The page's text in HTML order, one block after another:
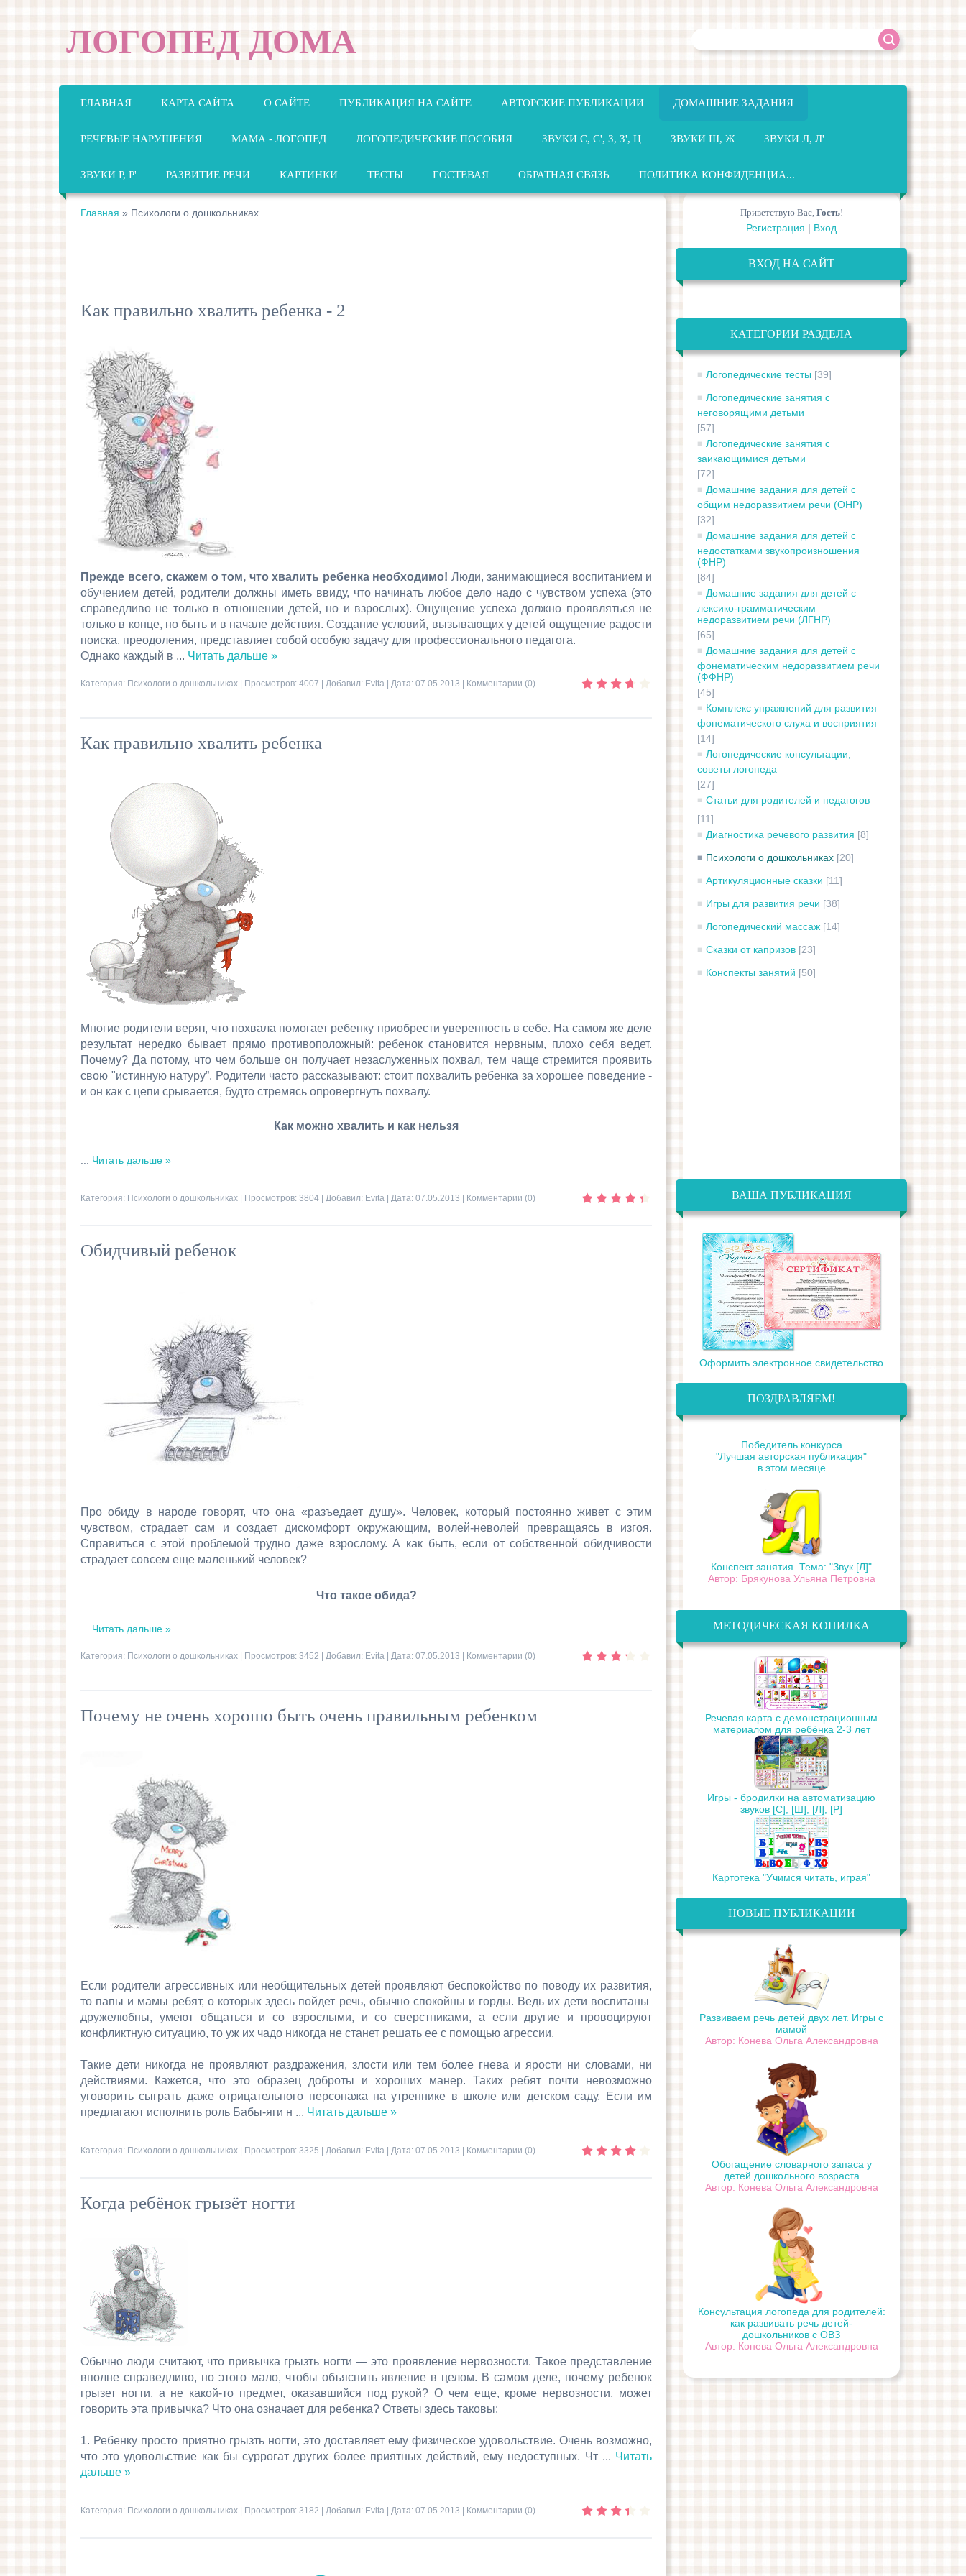
ЛОГОПЕД ДОМА
ГЛАВНАЯ КАРТА САЙТА О САЙТЕ ПУБЛИКАЦИЯ НА САЙТЕ АВТОРСКИЕ ПУБЛИКАЦИИ ДОМАШНИЕ ЗАДАНИЯ
РЕЧЕВЫЕ НАРУШЕНИЯ МАМА - ЛОГОПЕД ЛОГОПЕДИЧЕСКИЕ ПОСОБИЯ ЗВУКИ С, С', З, З', Ц ЗВУКИ Ш, Ж ЗВУКИ Л, Л'
ЗВУКИ Р, Р' РАЗВИТИЕ РЕЧИ КАРТИНКИ ТЕСТЫ ГОСТЕВАЯ ОБРАТНАЯ СВЯЗЬ ПОЛИТИКА КОНФИДЕНЦИА...
Главная » Психологи о дошкольниках
Как правильно хвалить ребенка - 2
Прежде всего, скажем о том, что хвалить ребенка необходимо! Люди, занимающиеся воспитанием и
обучением детей, родители должны иметь ввиду, что начинать любое дело надо с чувством успеха (это
справедливо не только в отношении детей, но и взрослых). Ощущение успеха должно проявляться не
только в конце, но быть и в начале действия. Создание условий, вызывающих у детей ощущение радости
поиска, преодоления, представляет собой особую задачу для профессионального педагога.
Однако каждый в ... Читать дальше »
Категория: Психологи о дошкольниках | Просмотров: 4007 | Добавил: Evita | Дата: 07.05.2013 Комментарии (0)
Как правильно хвалить ребенка
Многие родители верят, что похвала помогает ребенку приобрести уверенность в себе. На самом же деле
результат нередко бывает прямо противоположный: ребенок становится нервным, плохо себя ведет.
Почему? Да потому, что чем больше он получает незаслуженных похвал, тем чаще стремится проявить
свою "истинную натуру”. Родители часто рассказывают: стоит похвалить ребенка за хорошее поведение -
и он как с цепи срывается, будто стремясь опровергнуть похвалу.
Как можно хвалить и как нельзя
Читать дальше »
Категория: Психологи о дошкольниках | Просмотров: 3804 | Добавил: Evita | Дата: 07.05.2013 Комментарии (0)
Обидчивый ребенок
Про обиду в народе говорят, что она «разъедает душу». Человек, который постоянно живет с этим
чувством, страдает сам и создает дискомфорт окружающим, волей-неволей превращаясь в изгоя.
Справиться с этой проблемой трудно даже взрослому. А как быть, если от собственной обидчивости
страдает совсем еще маленький человек?
Что такое обида?
Читать дальше »
Категория: Психологи о дошкольниках | Просмотров: 3452 | Добавил: Evita | Дата: 07.05.2013 | Комментарии (0)
Почему не очень хорошо быть очень правильным ребенком
Если родители агрессивных или необщительных детей проявляют беспокойство по поводу их развития,
то папы и мамы ребят, о которых здесь пойдет речь, обычно спокойны и горды. Ведь их дети воспитаны
дружелюбны, умеют общаться и со взрослыми, и со сверстниками, а если другие и провоцируют
конфликтную ситуацию, то уж их чадо никогда не станет решать ее с помощью агрессии.
Такие дети никогда не проявляют раздражения, злости или тем более гнева и ярости ни словами, ни
действиями. Кажется, что это образец доброты и хороших манер. Таких ребят почти невозможно
уговорить сыграть даже отрицательного персонажа на утреннике в школе или детском саду. Если им
предлагают исполнить роль Бабы-яги н ... Читать дальше »
Категория: Психологи о дошкольниках | Просмотров: 3325 | Добавил: Evita | Дата: 07.05.2013 Комментарии (0)
Когда ребёнок грызёт ногти
Обычно люди считают, что привычка грызть ногти — это проявление нервозности. Такое представление
вполне справедливо, но этого мало, чтобы объяснить явление в целом. В самом деле, почему ребенок
грызет ногти, а не какой-то предмет, оказавшийся под рукой? О чем еще, кроме нервозности, может
говорить эта привычка? Что она означает для ребенка? Ответы здесь таковы:
1. Ребенку просто приятно грызть ногти, это доставляет ему физическое удовольствие. Очень возможно,
что это удовольствие как бы суррогат других более приятных действий, ему недоступных. Чт ... Читать
дальше »
Категория: Психологи о дошкольниках | Просмотров: 3182 | Добавил: Evita | Дата: 07.05.2013 Комментарии (0)
Приветствую Вас, Гость!
Регистрация | Вход
ВХОД НА САЙТ
КАТЕГОРИИ РАЗДЕЛА
Логопедические тесты [39]
Логопедические занятия с
неговорящими детьми
[57]
Логопедические занятия с
заикающимися детьми
[72]
Домашние задания для детей с
общим недоразвитием речи (ОНР)
[32]
Домашние задания для детей с
недостатками звукопроизношения
(ФНР)
[84]
Домашние задания для детей с
лексико-грамматическим
недоразвитием речи (ЛГНР)
[65]
Домашние задания для детей с
фонематическим недоразвитием речи
(ФФНР)
[45]
Комплекс упражнений для развития
фонематического слуха и восприятия
[14]
Логопедические консультации,
советы логопеда
[27]
Статьи для родителей и педагогов
[11]
Диагностика речевого развития [8]
Психологи о дошкольниках [20]
Артикуляционные сказки [11]
Игры для развития речи [38]
Логопедический массаж [14]
Сказки от капризов [23]
Конспекты занятий [50]
ВАША ПУБЛИКАЦИЯ
Оформить электронное свидетельство
ПОЗДРАВЛЯЕМ!
Победитель конкурса
"Лучшая авторская публикация"
в этом месяце
Конспект занятия. Тема: "Звук [Л]"
Автор: Брякунова Ульяна Петровна
МЕТОДИЧЕСКАЯ КОПИЛКА
Речевая карта с демонстрационным
материалом для ребёнка 2-3 лет
Игры - бродилки на автоматизацию
звуков [С], [Ш], [Л], [Р]
Картотека "Учимся читать, играя"
НОВЫЕ ПУБЛИКАЦИИ
Развиваем речь детей двух лет. Игры с
мамой
Автор: Конева Ольга Александровна
Обогащение словарного запаса у
детей дошкольного возраста
Автор: Конева Ольга Александровна
Консультация логопеда для родителей:
как развивать речь детей-
дошкольников с ОВЗ
Автор: Конева Ольга Александровна